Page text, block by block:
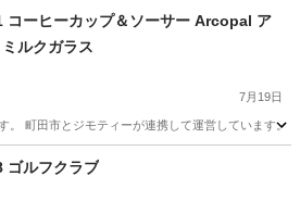
リユース
コーヒーカップ＆ソーサー Arcopal ア
ルクガラス
7月19日
。 町田市とジモティーが連携して運営していま
Arcopal
ゴルフクラブ